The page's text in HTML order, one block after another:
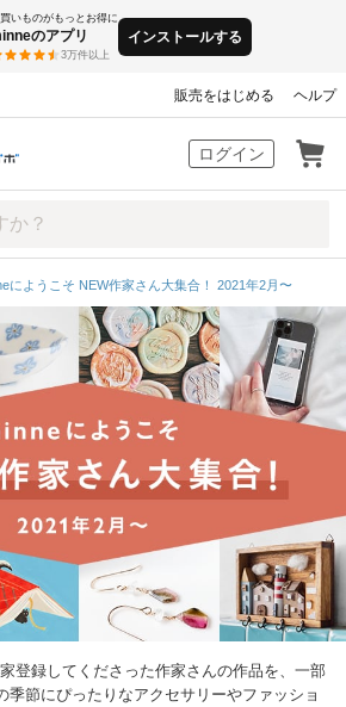
いものがもっとお得に
のアプリ
3万件以上
インストールする
販売をはじめる ヘルプ
ログイン
にようこそ NEW作家さん大集合！ 2021年2月〜
登録してくださった作家さんの作品を、一部
季節にぴったりなアクセサリーやファッショ